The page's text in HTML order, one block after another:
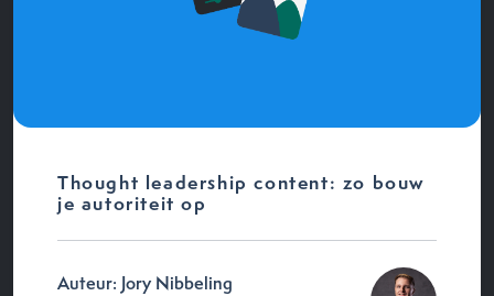
Thought leadership content: zo bouw
je autoriteit op
Auteur: Jory Nibbeling